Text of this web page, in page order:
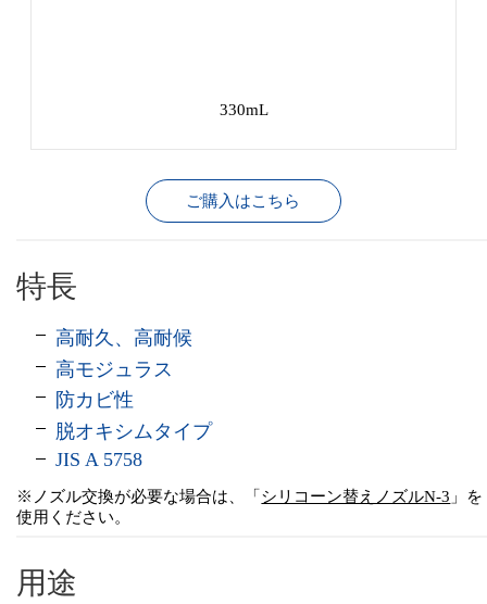
330mL
ご購入はこちら
特長
高耐久、高耐候
高モジュラス
防カビ性
脱オキシムタイプ
JIS A 5758
※ノズル交換が必要な場合は、「 シリコーン替えノズルN-3 」を
使用ください。
用途